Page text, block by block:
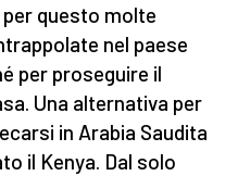
questo molte
nel paese
per proseguire il
Una alternativa per
in Arabia Saudita
il Kenya. Dal solo